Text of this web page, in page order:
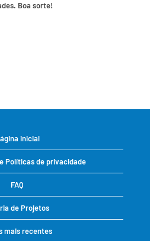
Boa sorte!
inicial
Políticas de privacidade
FAQ
de Projetos
mais recentes